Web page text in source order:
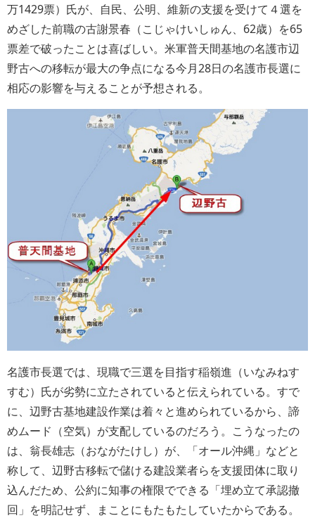
万1429票）氏が、自民、公明、維新の支援を受けて４選を
めざした前職の古謝景春（こじゃけいしゅん、62歳）を65
票差で破ったことは喜ばしい。米軍普天間基地の名護市辺
野古への移転が最大の争点になる今月28日の名護市長選に
相応の影響を与えることが予想される。
名護市長選では、現職で三選を目指す稲嶺進（いなみねす
すむ）氏が劣勢に立たされていると伝えられている。すで
に、辺野古基地建設作業は着々と進められているから、諦
めムード（空気）が支配しているのだろう。こうなったの
は、翁長雄志（おながたけし）が、「オール沖縄」などと
称して、辺野古移転で儲ける建設業者らを支援団体に取り
込んだため、公約に知事の権限でできる「埋め立て承認撤
回」を明記せず、まことにもたもたしていたからである。